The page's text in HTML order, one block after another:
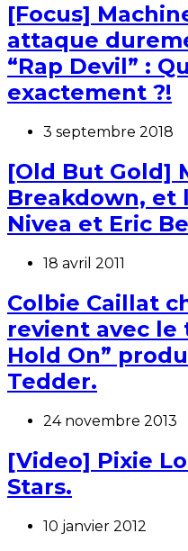
[Focus]
attaque
“Rap Devil” :
exactement ?!
3 septembre 2018
[Old But Gold]
Breakdown, et
Nivea et Eric
18 avril 2011
Colbie Caillat
revient avec le
Hold On”
Tedder.
24 novembre 2013
[Video] Pixie
Stars.
10 janvier 2012